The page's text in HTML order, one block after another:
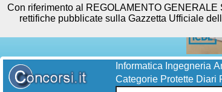
Informatica Ingegneria
Categorie Protette Diari
Con riferimento al REGOLAMENTO
rettifiche pubblicate sulla Gazzetta Ufficiale